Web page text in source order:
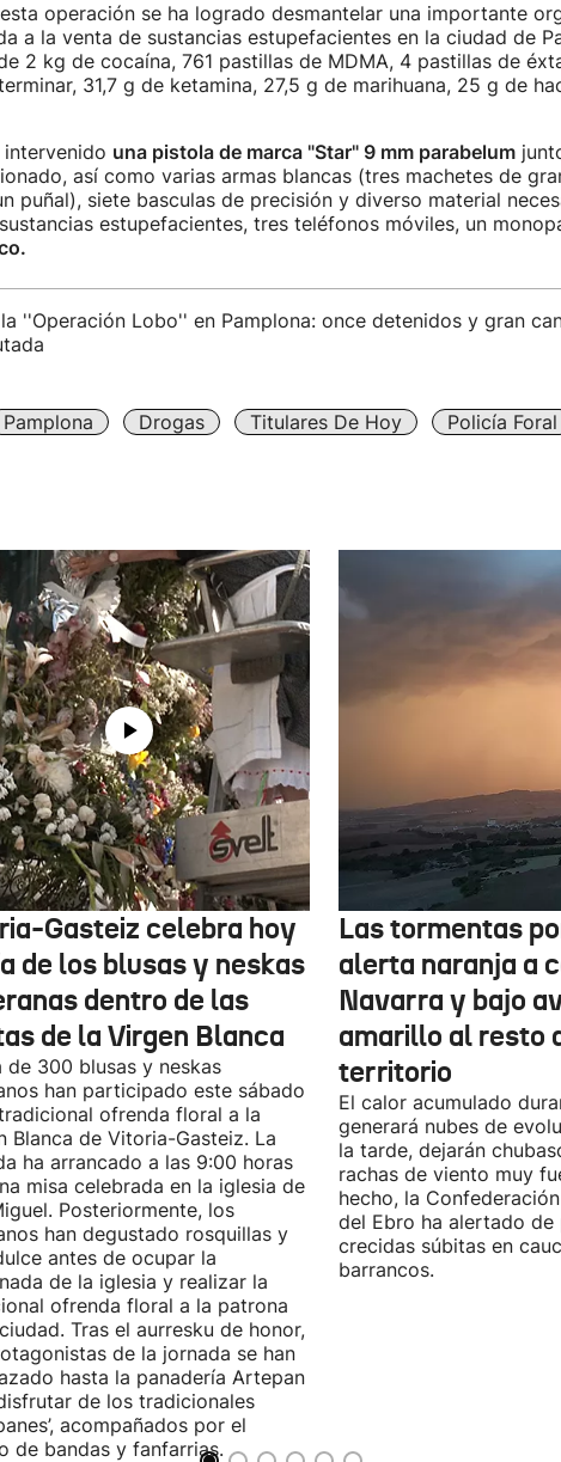
operación se ha logrado desmantelar una importante
a la venta de sustancias estupefacientes en la ciudad de
2 kg de cocaína, 761 pastillas de MDMA, 4 pastillas de
31,7 g de ketamina, 27,5 g de marihuana, 25 g de
intervenido una pistola de marca "Star" 9 mm parabelum
así como varias armas blancas (tres machetes de
puñal), siete basculas de precisión y diverso material
estupefacientes, tres teléfonos móviles, un
''Operación Lobo'' en Pamplona: once detenidos y gran
Pamplona Drogas Titulares De Hoy Policía Foral
Gasteiz celebra hoy
de los blusas y neskas
dentro de las
de la Virgen Blanca
de 300 blusas y neskas
han participado este sábado
ofrenda floral a la
Blanca de Vitoria-Gasteiz. La
ha arrancado a las 9:00 horas
misa celebrada en la iglesia de
Posteriormente, los
han degustado rosquillas y
antes de ocupar la
de la iglesia y realizar la
ofrenda floral a la patrona
Tras el aurresku de honor,
de la jornada se han
hasta la panadería Artepan
de los tradicionales
acompañados por el
de bandas y fanfarrias.
Las tormentas
alerta naranja a
Navarra y bajo
amarillo al resto
territorio
El calor acumulado
generará nubes de
la tarde, dejarán
rachas de viento muy
hecho, la
del Ebro ha alertado de
crecidas súbitas en
barrancos.